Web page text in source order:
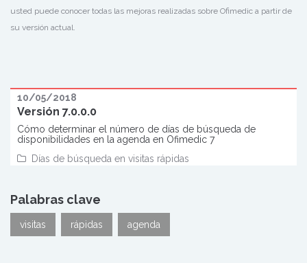
usted puede conocer todas las mejoras realizadas sobre Ofimedic a partir de
su versión actual.
10/05/2018
Versión 7.0.0.0
Cómo determinar el número de días de búsqueda de
disponibilidades en la agenda en Ofimedic 7
Días de búsqueda en visitas rápidas
Palabras clave
visitas rápidas agenda